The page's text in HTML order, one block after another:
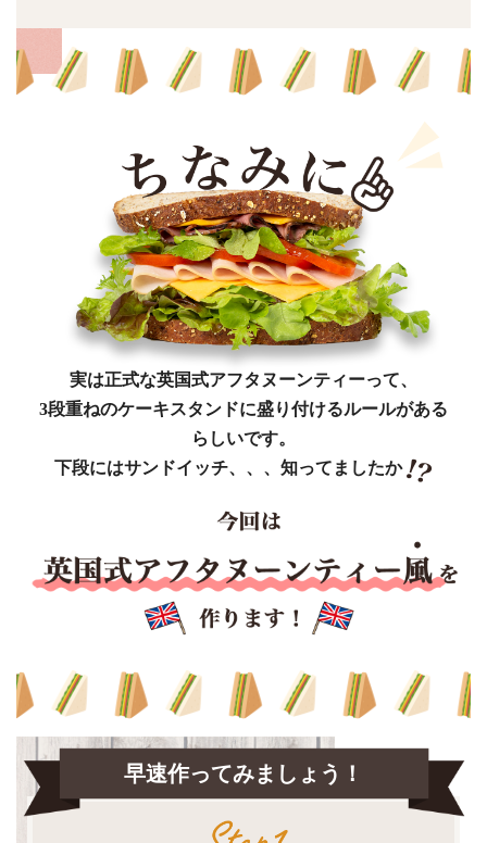
実は正式な英国式アフタヌーンティーって、
3段重ねのケーキスタンドに盛り付けるルールがある
らしいです。
下段にはサンドイッチ、、、 知ってましたか
早速作ってみましょう！